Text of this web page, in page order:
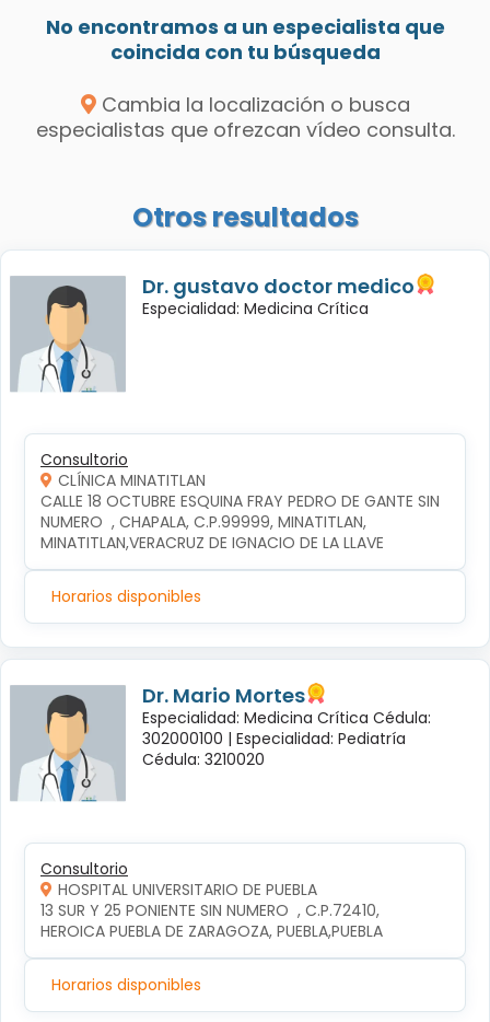
No encontramos a un especialista que
coincida con tu búsqueda
Cambia la localización o busca
especialistas que ofrezcan vídeo consulta.
Otros resultados
Dr. gustavo doctor medico
Especialidad: Medicina Crítica
Consultorio
CLÍNICA MINATITLAN
CALLE 18 OCTUBRE ESQUINA FRAY PEDRO DE GANTE SIN
NUMERO  , CHAPALA, C.P.99999, MINATITLAN,
MINATITLAN,VERACRUZ DE IGNACIO DE LA LLAVE
Horarios disponibles
Dr. Mario Mortes
Especialidad: Medicina Crítica Cédula:
302000100 | Especialidad: Pediatría
Cédula: 3210020
Consultorio
HOSPITAL UNIVERSITARIO DE PUEBLA
13 SUR Y 25 PONIENTE SIN NUMERO  , C.P.72410,
HEROICA PUEBLA DE ZARAGOZA, PUEBLA,PUEBLA
Horarios disponibles